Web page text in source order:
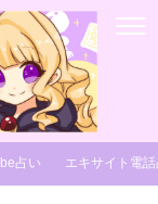
占い エキサイト電